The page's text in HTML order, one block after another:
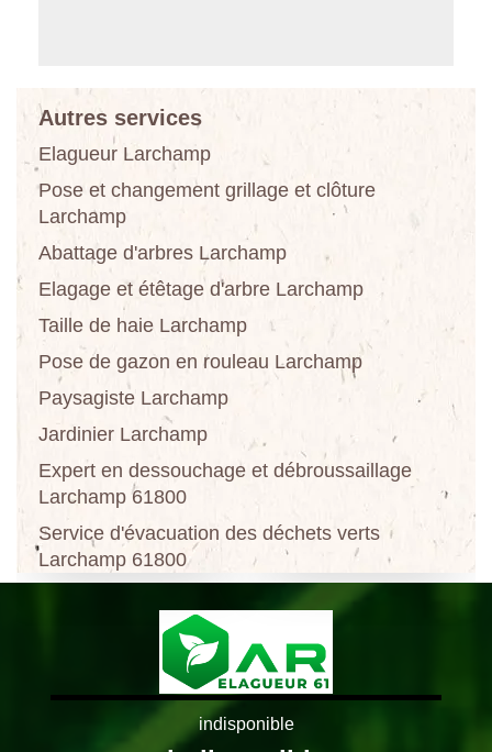
Autres services
Elagueur Larchamp
Pose et changement grillage et clôture
Larchamp
Abattage d'arbres Larchamp
Elagage et étêtage d'arbre Larchamp
Taille de haie Larchamp
Pose de gazon en rouleau Larchamp
Paysagiste Larchamp
Jardinier Larchamp
Expert en dessouchage et débroussaillage
Larchamp 61800
Service d'évacuation des déchets verts
Larchamp 61800
indisponible